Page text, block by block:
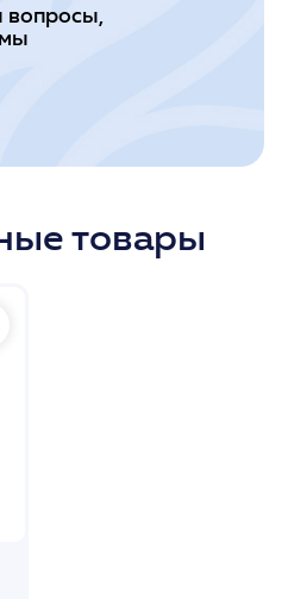
вопросы,
товары